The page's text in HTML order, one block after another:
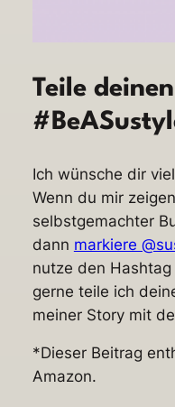
Teile
Ich wünsche dir
Wenn du mir
selbstgemachter
dann markiere
nutze den Hashtag
gerne teile ich
meiner Story mit
*Dieser Beitrag
Amazon.